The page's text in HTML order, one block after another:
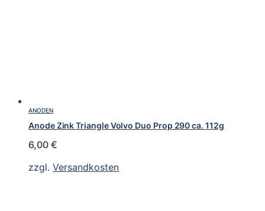
ANODEN
Anode Zink Triangle Volvo Duo Prop 290 ca. 112g
6,00 €
zzgl. Versandkosten